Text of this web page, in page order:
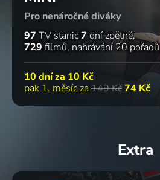
Pro nenáročné diváky
97 TV stanic7 dní zpětně
729 filmů nahrávání 20 pořadů
10 dní za 10 Kč
pak 1. měsíc za 149 Kč74 Kč
Extra